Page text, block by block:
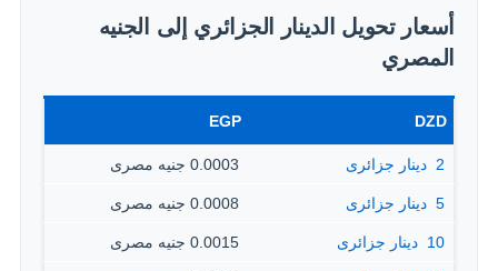
أسعار تحويل الدينار الجزائري إلى الجنيه
المصري
DZD
EGP
2 ‏ دينار جزائرى 0.0003 جنيه مصرى
5 ‏ دينار جزائرى 0.0008 جنيه مصرى
10 ‏ دينار جزائرى 0.0015 جنيه مصرى